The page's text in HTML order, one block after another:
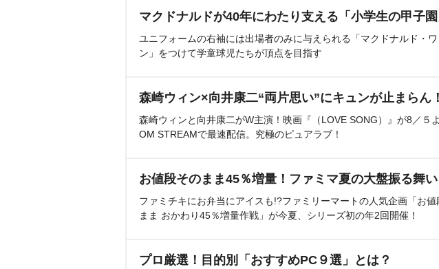
マクドナルドが40年にわたり支える「小学生の甲子園
ユニフォームの右袖には出場者のみに与えられる「マクドナルド・
ン」をつけて学童球児たちが頂点を目指す
森崎ウィン×向井康二“両片思い”にキュンが止まらん！
森崎ウィンと向井康二がW主演！映画『（LOVE SONG）』が8／５
OM STREAMで最速配信。究極のピュアラブ！
お値段そのまま45％増量！ファミマ夏の大盤振る舞い
ファミチキにお弁当にアイスも!?ファミリーマートの人気企画「お値
まま おかわり45％増量作戦」が今夏、シリーズ初の年2回開催！
プロ厳選！目的別「おすすめPC９選」とは？